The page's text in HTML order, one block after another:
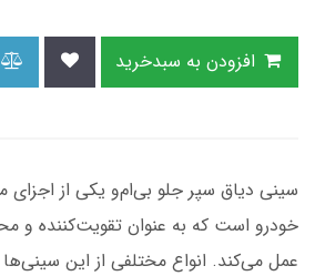
سینی دیاق سپر جلو بی‌ام‌و یکی از اجزای
خودرو است که به عنوان تقویت‌کننده و
عمل می‌کند. انواع مختلفی از این